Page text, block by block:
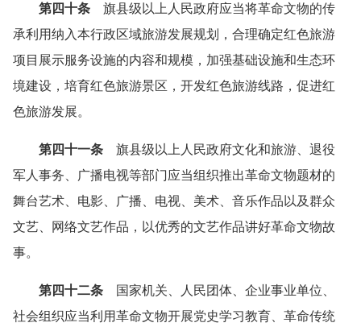
第四十条 旗县级以上人民政府应当将革命文物的传
承利用纳入本行政区域旅游发展规划，合理确定红色旅游
项目展示服务设施的内容和规模，加强基础设施和生态环
境建设，培育红色旅游景区，开发红色旅游线路，促进红
色旅游发展。
第四十一条 旗县级以上人民政府文化和旅游、退役
军人事务、广播电视等部门应当组织推出革命文物题材的
舞台艺术、电影、广播、电视、美术、音乐作品以及群众
文艺、网络文艺作品，以优秀的文艺作品讲好革命文物故
事。
第四十二条 国家机关、人民团体、企业事业单位、
社会组织应当利用革命文物开展党史学习教育、革命传统